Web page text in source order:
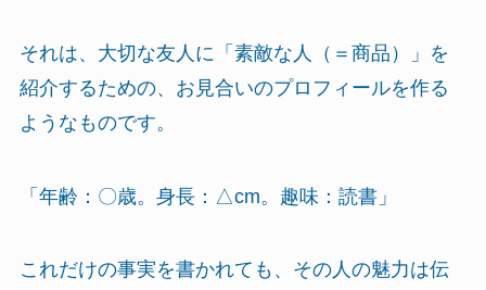
それは、大切な友人に「素敵な人（＝商品）」を
紹介するための、お見合いのプロフィールを作る
ようなものです。
「年齢：〇歳。身長：△cm。趣味：読書」
これだけの事実を書かれても、その人の魅力は伝